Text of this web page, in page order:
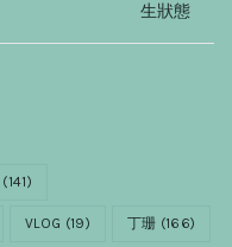
生狀態
(141)
VLOG (19) 丁珊 (166)